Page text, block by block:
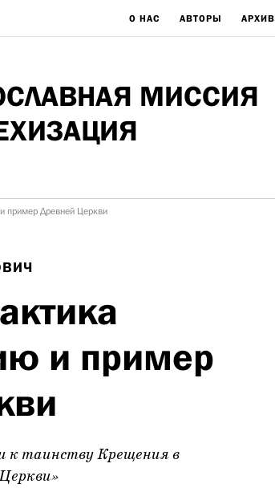
О НАС АВТОРЫ АРХИВ
МИССИЯ
пример Древней Церкви
и пример
к таинству Крещения в